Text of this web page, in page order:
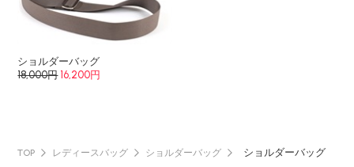
ショルダーバッグ
18,000円 16,200円
TOP レディースバッグ ショルダーバッグ ショルダーバッグ